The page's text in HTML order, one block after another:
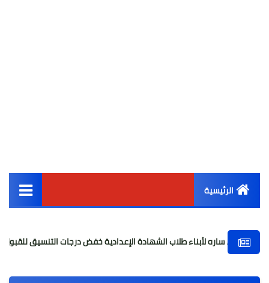
الرئيسية
أخبار مصر
لأبناء طلاب الشهادة الإعدادية خفض درجات التنسيق للقبول بالثانوي العام